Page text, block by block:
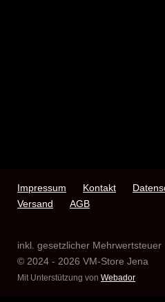
Impressum
Kontakt
Versand
AGB
Alle
inkl. gesetzlicher Mehrwertsteuer
© 2024 - 2026 VM-Store Jena
Mit Unterstützung von Webador